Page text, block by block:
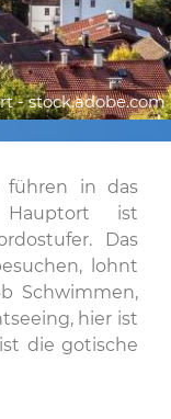
- stock.adobe.com
führen in das
Hauptort ist
Das
lohnt
Schwimmen,
hier ist
die gotische